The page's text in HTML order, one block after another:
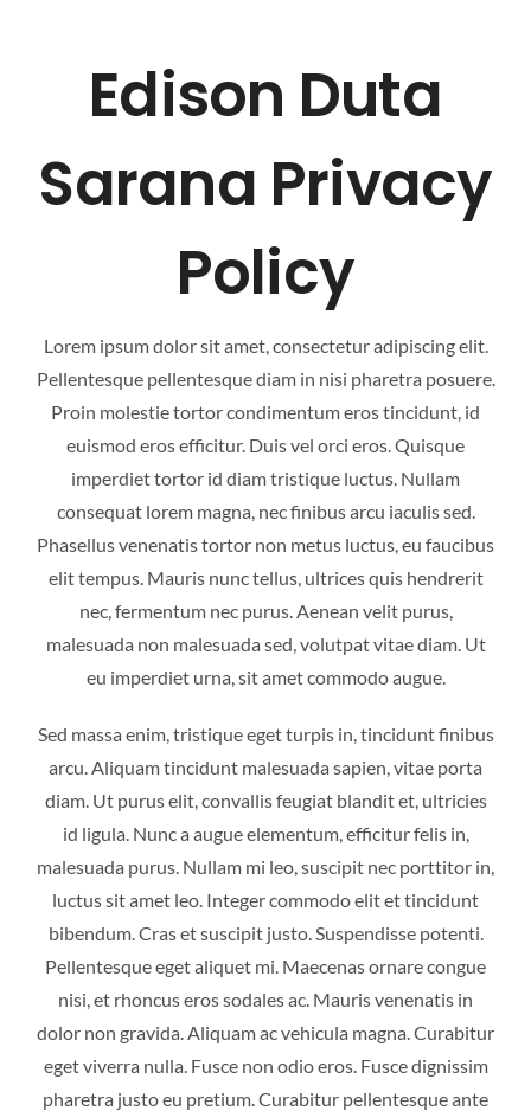
CAREER
Edison Duta
Sarana Privacy
Policy
Lorem ipsum dolor sit amet, consectetur adipiscing elit.
Pellentesque pellentesque diam in nisi pharetra posuere.
Proin molestie tortor condimentum eros tincidunt, id
euismod eros efficitur. Duis vel orci eros. Quisque
imperdiet tortor id diam tristique luctus. Nullam
consequat lorem magna, nec finibus arcu iaculis sed.
Phasellus venenatis tortor non metus luctus, eu faucibus
elit tempus. Mauris nunc tellus, ultrices quis hendrerit
nec, fermentum nec purus. Aenean velit purus,
malesuada non malesuada sed, volutpat vitae diam. Ut
eu imperdiet urna, sit amet commodo augue.
Sed massa enim, tristique eget turpis in, tincidunt finibus
arcu. Aliquam tincidunt malesuada sapien, vitae porta
diam. Ut purus elit, convallis feugiat blandit et, ultricies
id ligula. Nunc a augue elementum, efficitur felis in,
malesuada purus. Nullam mi leo, suscipit nec porttitor in,
luctus sit amet leo. Integer commodo elit et tincidunt
bibendum. Cras et suscipit justo. Suspendisse potenti.
Pellentesque eget aliquet mi. Maecenas ornare congue
nisi, et rhoncus eros sodales ac. Mauris venenatis in
dolor non gravida. Aliquam ac vehicula magna. Curabitur
eget viverra nulla. Fusce non odio eros. Fusce dignissim
pharetra justo eu pretium. Curabitur pellentesque ante